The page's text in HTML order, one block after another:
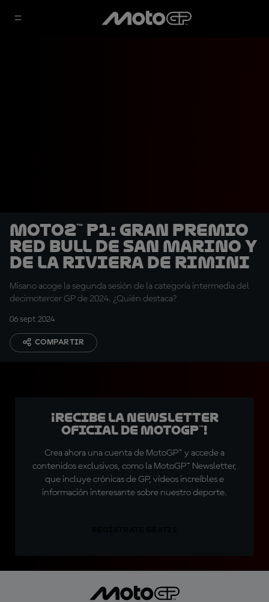
Moto2™ P1: Gran Premio
Red Bull de San Marino y
de la Riviera de Rimini
Misano acoge la segunda sesión de la categoría intermedia del
decimotercer GP de 2024. ¿Quién destaca?
06 sept 2024
COMPARTIR
¡Recibe la Newsletter
oficial de MotoGP™!
Crea ahora una cuenta de MotoGP™ y accede a
contenidos exclusivos, como la MotoGP™ Newsletter,
que incluye crónicas de GP, vídeos increíbles e
información interesante sobre nuestro deporte.